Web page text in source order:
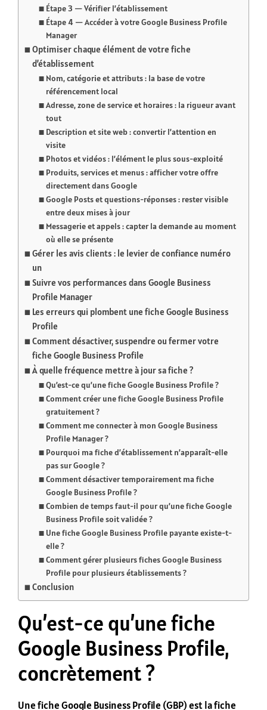
Étape 3 — Vérifier l’établissement
Étape 4 — Accéder à votre Google Business Profile
Manager
Optimiser chaque élément de votre fiche
d’établissement
Nom, catégorie et attributs : la base de votre
référencement local
Adresse, zone de service et horaires : la rigueur avant
tout
Description et site web : convertir l’attention en
visite
Photos et vidéos : l’élément le plus sous-exploité
Produits, services et menus : afficher votre offre
directement dans Google
Google Posts et questions-réponses : rester visible
entre deux mises à jour
Messagerie et appels : capter la demande au moment
où elle se présente
Gérer les avis clients : le levier de confiance numéro
un
Suivre vos performances dans Google Business
Profile Manager
Les erreurs qui plombent une fiche Google Business
Profile
Comment désactiver, suspendre ou fermer votre
fiche Google Business Profile
À quelle fréquence mettre à jour sa fiche ?
Qu’est-ce qu’une fiche Google Business Profile ?
Comment créer une fiche Google Business Profile
gratuitement ?
Comment me connecter à mon Google Business
Profile Manager ?
Pourquoi ma fiche d’établissement n’apparaît-elle
pas sur Google ?
Comment désactiver temporairement ma fiche
Google Business Profile ?
Combien de temps faut-il pour qu’une fiche Google
Business Profile soit validée ?
Une fiche Google Business Profile payante existe-t-
elle ?
Comment gérer plusieurs fiches Google Business
Profile pour plusieurs établissements ?
Conclusion
Qu’est-ce qu’une fiche
Google Business Profile,
concrètement ?
Une fiche Google Business Profile (GBP) est la fiche